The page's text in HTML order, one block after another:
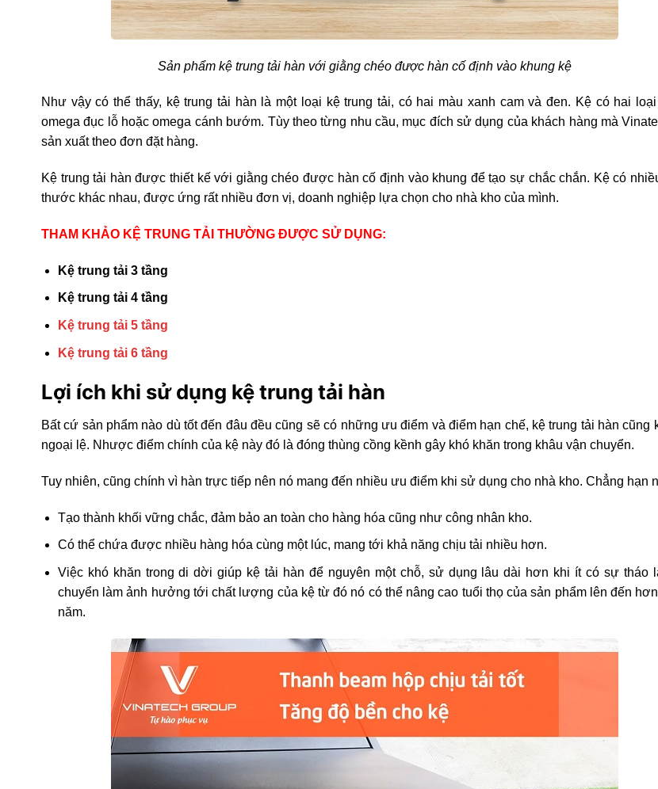
Sản phẩm kệ trung tải hàn với giằng chéo được hàn cố định vào khung kệ
Như vậy có thể thấy, kệ trung tải hàn là một loại kệ trung tải, có hai màu xanh cam và đen. Kệ có hai
omega đục lỗ hoặc omega cánh bướm. Tùy theo từng nhu cầu, mục đích sử dụng của khách hàng mà
sản xuất theo đơn đặt hàng.
Kệ trung tải hàn được thiết kế với giằng chéo được hàn cố định vào khung để tạo sự chắc chắn. Kệ có
thước khác nhau, được ứng rất nhiều đơn vị, doanh nghiệp lựa chọn cho nhà kho của mình.
THAM KHẢO KỆ TRUNG TẢI THƯỜNG ĐƯỢC SỬ DỤNG:
Kệ trung tải 3 tầng
Kệ trung tải 4 tầng
Kệ trung tải 5 tầng
Kệ trung tải 6 tầng
Lợi ích khi sử dụng kệ trung tải hàn
Bất cứ sản phẩm nào dù tốt đến đâu đều cũng sẽ có những ưu điểm và điểm hạn chế, kệ trung tải hàn cũng
ngoại lệ. Nhược điểm chính của kệ này đó là đóng thùng cồng kềnh gây khó khăn trong khâu vận chuyển.
Tuy nhiên, cũng chính vì hàn trực tiếp nên nó mang đến nhiều ưu điểm khi sử dụng cho nhà kho. Chẳng hạn
Tạo thành khối vững chắc, đảm bảo an toàn cho hàng hóa cũng như công nhân kho.
Có thể chứa được nhiều hàng hóa cùng một lúc, mang tới khả năng chịu tải nhiều hơn.
Việc khó khăn trong di dời giúp kệ tải hàn để nguyên một chỗ, sử dụng lâu dài hơn khi ít có sự tháo
chuyển làm ảnh hưởng tới chất lượng của kệ từ đó nó có thể nâng cao tuổi thọ của sản phẩm lên đến
năm.